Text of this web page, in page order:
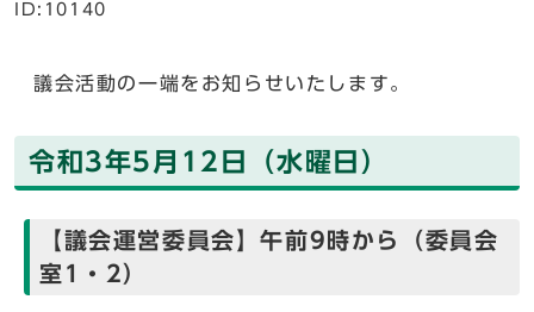
ID:10140
議会活動の一端をお知らせいたします。
令和3年5月12日（水曜日）
【議会運営委員会】午前9時から（委員会
室1・2）